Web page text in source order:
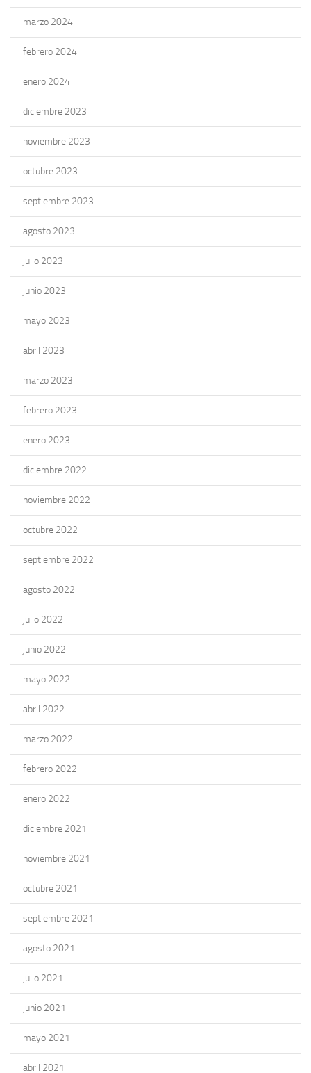
marzo 2024
febrero 2024
enero 2024
diciembre 2023
noviembre 2023
octubre 2023
septiembre 2023
agosto 2023
julio 2023
junio 2023
mayo 2023
abril 2023
marzo 2023
febrero 2023
enero 2023
diciembre 2022
noviembre 2022
octubre 2022
septiembre 2022
agosto 2022
julio 2022
junio 2022
mayo 2022
abril 2022
marzo 2022
febrero 2022
enero 2022
diciembre 2021
noviembre 2021
octubre 2021
septiembre 2021
agosto 2021
julio 2021
junio 2021
mayo 2021
abril 2021